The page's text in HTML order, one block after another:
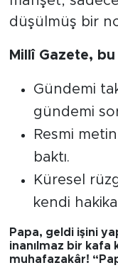
düşülmüş bir
Millî Gazete,
Gündemi
gündemi
Resmi
baktı.
Küresel
kendi
Papa, geldi işini
inanılmaz bir kafa
muhafazakâr!